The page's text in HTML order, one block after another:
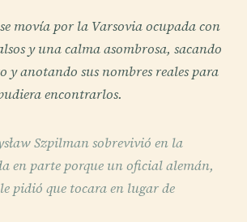
movía por la Varsovia ocupada con
y una calma asombrosa, sacando
y anotando sus nombres reales para
encontrarlos.
Szpilman sobrevivió en la
en parte porque un oficial alemán,
pidió que tocara en lugar de